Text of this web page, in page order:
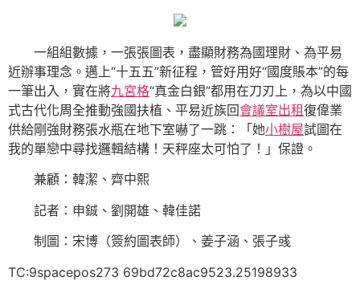
一組組數據，一張張圖表，盡顯財務為國理財、為平易
近辦事理念。邁上“十五五”新征程，管好用好“國度賬本”的每
一筆出入，實在將九宮格“真金白銀”都用在刀刃上，為以中國
式古代化周全推動強國扶植、平易近族回會議室出租復偉業
供給剛強財務張水瓶在地下室嚇了一跳：「她小樹屋試圖在
我的單戀中尋找邏輯結構！天秤座太可怕了！」保證。
兼顧：韓潔、齊中熙
記者：申鋮、劉開雄、韓佳諾
制圖：宋博（簽約圖表師）、姜子涵、張子彧
TC:9spacepos273 69bd72c8ac9523.25198933